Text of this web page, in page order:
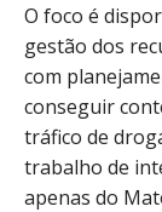
O foco é
gestão dos
com
conseguir
tráfico de
trabalho de
apenas do